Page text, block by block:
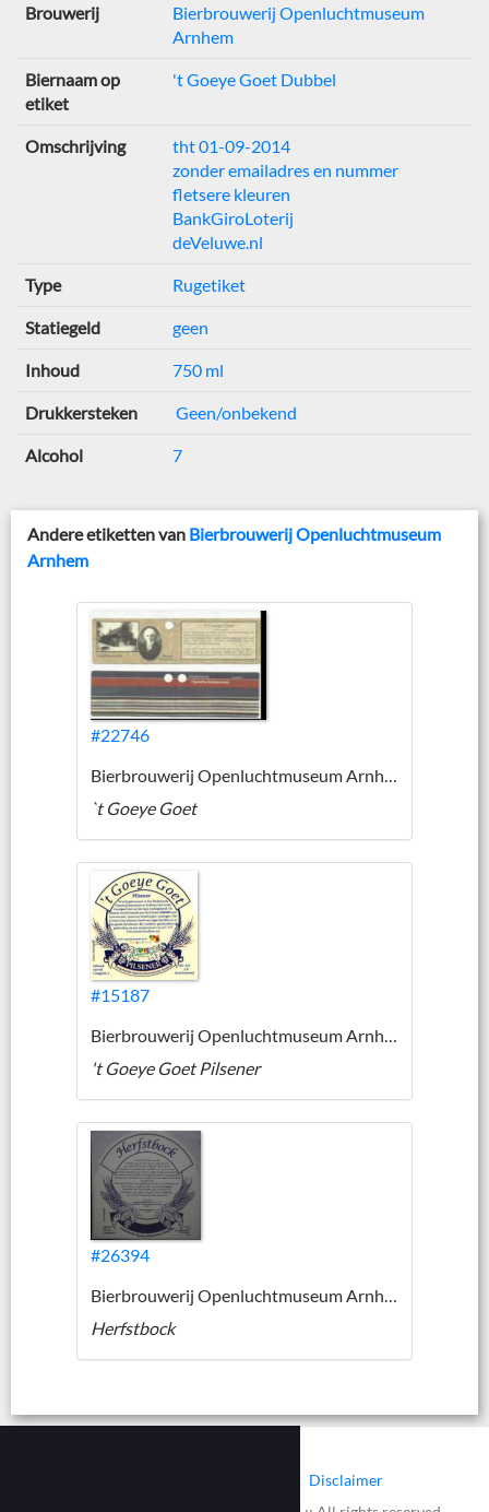
Brouwerij
Bierbrouwerij Openluchtmuseum
Arnhem
Biernaam op
etiket
't Goeye Goet Dubbel
Omschrijving
tht 01-09-2014
zonder emailadres en nummer
fletsere kleuren
BankGiroLoterij
deVeluwe.nl
Type Rugetiket
Statiegeld geen
Inhoud 750 ml
Drukkersteken Geen/onbekend
Alcohol 7
Andere etiketten van Bierbrouwerij Openluchtmuseum
Arnhem
#22746
`t Goeye Goet
#15187
't Goeye Goet Pilsener
#26394
Herfstbock
Disclaimer